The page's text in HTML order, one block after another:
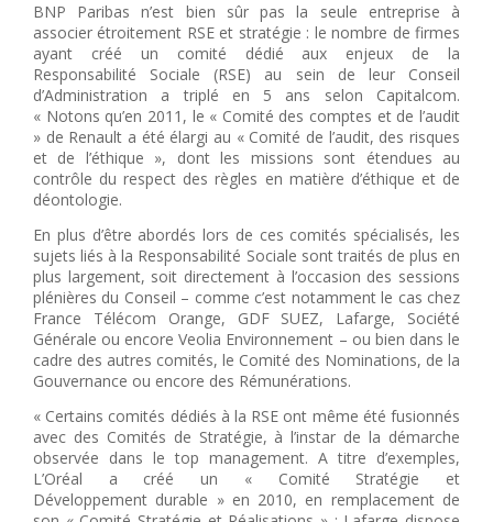
BNP Paribas n’est bien sûr pas la seule entreprise à
associer étroitement RSE et stratégie : le nombre de firmes
ayant créé un comité dédié aux enjeux de la
Responsabilité Sociale (RSE) au sein de leur Conseil
d’Administration a triplé en 5 ans selon Capitalcom.
« Notons qu’en 2011, le « Comité des comptes et de l’audit
» de Renault a été élargi au « Comité de l’audit, des risques
et de l’éthique », dont les missions sont étendues au
contrôle du respect des règles en matière d’éthique et de
déontologie.
En plus d’être abordés lors de ces comités spécialisés, les
sujets liés à la Responsabilité Sociale sont traités de plus en
plus largement, soit directement à l’occasion des sessions
plénières du Conseil – comme c’est notamment le cas chez
France Télécom Orange, GDF SUEZ, Lafarge, Société
Générale ou encore Veolia Environnement – ou bien dans le
cadre des autres comités, le Comité des Nominations, de la
Gouvernance ou encore des Rémunérations.
« Certains comités dédiés à la RSE ont même été fusionnés
avec des Comités de Stratégie, à l’instar de la démarche
observée dans le top management. A titre d’exemples,
L’Oréal a créé un « Comité Stratégie et
Développement durable » en 2010, en remplacement de